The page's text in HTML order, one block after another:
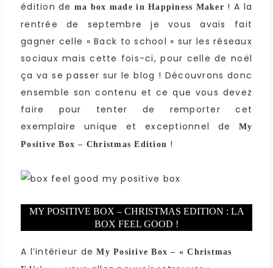
édition de ma box made in Happiness Maker ! A la
rentrée de septembre je vous avais fait
gagner celle « Back to school » sur les réseaux
sociaux mais cette fois-ci, pour celle de noël
ça va se passer sur le blog ! Découvrons donc
ensemble son contenu et ce que vous devez
faire pour tenter de remporter cet
exemplaire unique et exceptionnel de
My
Positive Box – Christmas Edition !
MY POSITIVE BOX – CHRISTMAS EDITION : LA
BOX FEEL GOOD !
A l’intérieur deMy Positive Box – « Christmas